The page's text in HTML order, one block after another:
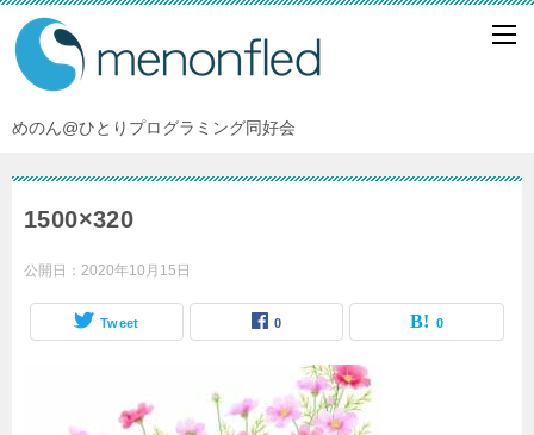
めのん@ひとりプログラミング同好会
1500×320
公開日： 2020年10月15日
Tweet 0 0